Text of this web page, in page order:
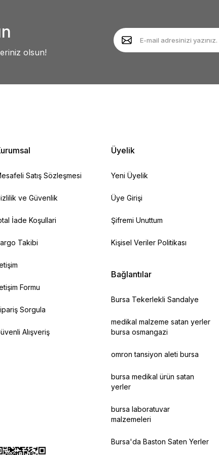
olsun!
Satış Sözleşmesi
ve Güvenlik
İade Koşullari
Takibi
Formu
Sorgula
Alışveriş
Üyelik
Yeni Üyelik
Üye Girişi
Şifremi Unuttum
Kişisel Veriler Politikası
Bağlantılar
Bursa Tekerlekli Sandalye
medikal malzeme satan yerler
bursa osmangazi
omron tansiyon aleti bursa
bursa medikal ürün satan
yerler
bursa laboratuvar
malzemeleri
Bursa'da Baston Saten Yerler